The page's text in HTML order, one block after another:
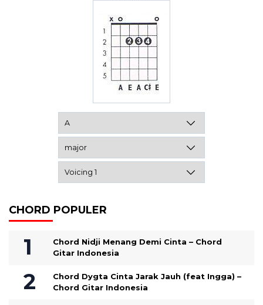
CHORD POPULER
Chord Nidji Menang Demi Cinta – Chord
Gitar Indonesia
Chord Dygta Cinta Jarak Jauh (feat Ingga) –
Chord Gitar Indonesia